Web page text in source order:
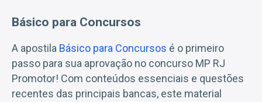
Básico para Concursos
A apostila Básico para Concursos é o primeiro
passo para sua aprovação no concurso MP RJ
Promotor! Com conteúdos essenciais e questões
recentes das principais bancas, este material